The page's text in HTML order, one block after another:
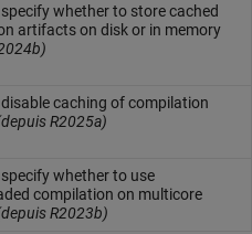
whether to store cached
artifacts on disk or in memory
caching of compilation
R2025a)
whether to use
compilation on multicore
R2023b)